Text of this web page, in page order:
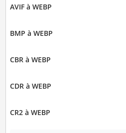
AVIF à WEBP
BMP à WEBP
CBR à WEBP
CDR à WEBP
CR2 à WEBP